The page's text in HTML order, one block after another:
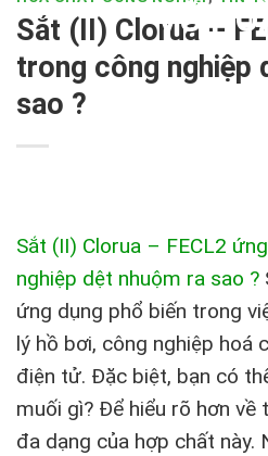
Sắt (II) Clorua –
trong công nghiệp
sao ?
Sắt (II) Clorua – FECL2
nghiệp dệt nhuộm ra sao ?
ứng dụng phổ biến trong
lý hồ bơi, công nghiệp hoá
điện tử. Đặc biệt, bạn có
muối gì? Để hiểu rõ hơn về
đa dạng của hợp chất này.​​​​‌​‌‌‌‌​‌‌‌​​‌‌‌‌